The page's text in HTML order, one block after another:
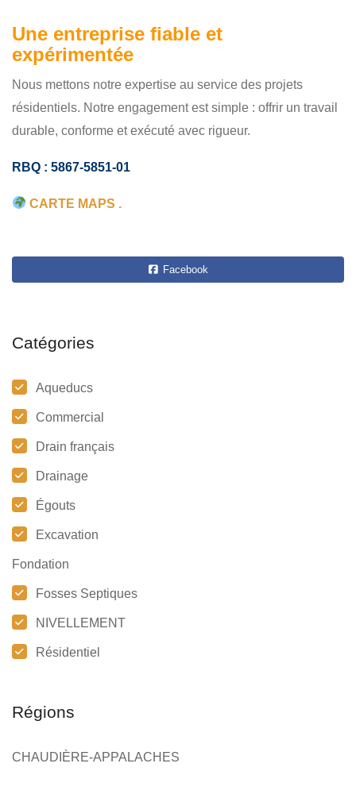
DRAIN FRANÇAIS
Une entreprise fiable et
expérimentée
Nous mettons notre expertise au service des projets
résidentiels. Notre engagement est simple : offrir un travail
durable, conforme et exécuté avec rigueur.
RBQ : 5867-5851-01
CARTE MAPS .
Facebook
Catégories
Aqueducs
Commercial
Drain français
Drainage
Égouts
Excavation
Fondation
Fosses Septiques
NIVELLEMENT
Résidentiel
Régions
CHAUDIÈRE-APPALACHES